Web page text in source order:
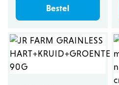
Bestel